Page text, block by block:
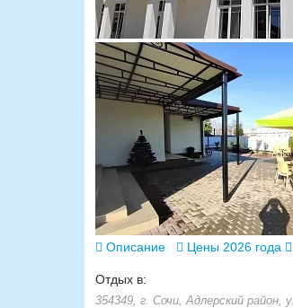
Описание Цены 2026 года
Отдых в:
354349, г. Сочи, Адлерский район,